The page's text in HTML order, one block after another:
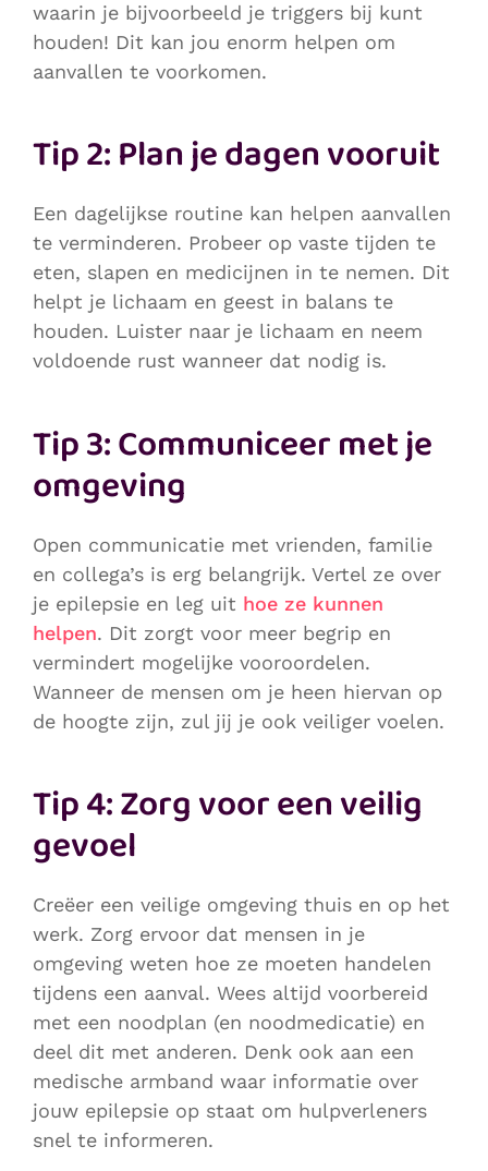
waarin je bijvoorbeeld je triggers bij kunt
houden! Dit kan jou enorm helpen om
aanvallen te voorkomen.
Tip 2: Plan je dagen vooruit
Een dagelijkse routine kan helpen aanvallen
te verminderen. Probeer op vaste tijden te
eten, slapen en medicijnen in te nemen. Dit
helpt je lichaam en geest in balans te
houden. Luister naar je lichaam en neem
voldoende rust wanneer dat nodig is.
Tip 3: Communiceer met je
omgeving
Open communicatie met vrienden, familie
en collega’s is erg belangrijk. Vertel ze over
je epilepsie en leg uit hoe ze kunnen
helpen. Dit zorgt voor meer begrip en
vermindert mogelijke vooroordelen.
Wanneer de mensen om je heen hiervan op
de hoogte zijn, zul jij je ook veiliger voelen.
Tip 4: Zorg voor een veilig
gevoel
Creëer een veilige omgeving thuis en op het
werk. Zorg ervoor dat mensen in je
omgeving weten hoe ze moeten handelen
tijdens een aanval. Wees altijd voorbereid
met een noodplan (en noodmedicatie) en
deel dit met anderen. Denk ook aan een
medische armband waar informatie over
jouw epilepsie op staat om hulpverleners
snel te informeren.